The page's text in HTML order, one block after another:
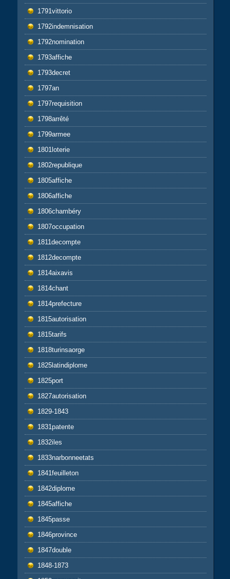
1791vittorio
1792indemnisation
1792nomination
1793affiche
1793decret
1797an
1797requisition
1798arrêté
1799armee
1801loterie
1802republique
1805affiche
1806affiche
1806chambéry
1807occupation
1811decompte
1812decompte
1814aixavis
1814chant
1814prefecture
1815autorisation
1815tarifs
1818turinsaorge
1825latindiplome
1825port
1827autorisation
1829-1843
1831patente
1832iles
1833narbonneetats
1841feuilleton
1842diplome
1845affiche
1845passe
1846province
1847double
1848-1873